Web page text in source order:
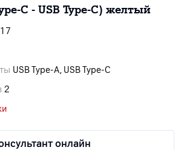
C - USB Type-C) желтый
USB Type-A, USB Type-C
2
онлайн